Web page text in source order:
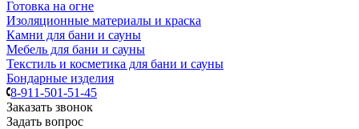
Готовка на огне
Изоляционные материалы и краска
Камни для бани и сауны
Мебель для бани и сауны
Текстиль и косметика для бани и сауны
Бондарные изделия
8-911-501-51-45
Заказать звонок
Задать вопрос